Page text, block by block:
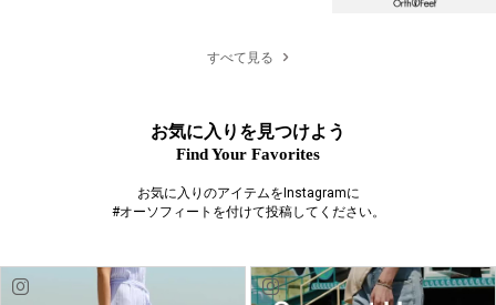
すべて見る
お気に入りを見つけよう
Find Your Favorites
お気に入りのアイテムをInstagramに
#オーソフィートを付けて投稿してください。